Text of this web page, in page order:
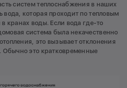
систем теплоснабжения в наших
вода, которая проходит по тепловым
в кранах воды. Если вода где-то
система была некачественно
это вызывает отклонения
Обычно это кратковременные